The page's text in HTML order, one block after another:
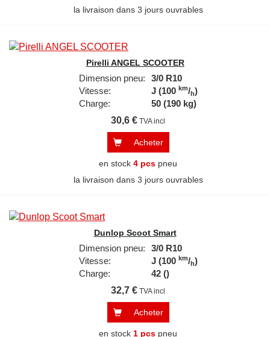
la livraison dans 3 jours ouvrables
Pirelli ANGEL SCOOTER
Dimension pneu:
3/0 R10
Vitesse:
J (100 km/h)
Charge:
50 (190 kg)
30,6 € TVA incl
Acheter
en stock 4 pcs pneu
la livraison dans 3 jours ouvrables
Dunlop Scoot Smart
Dimension pneu:
3/0 R10
Vitesse:
J (100 km/h)
Charge:
42 ()
32,7 € TVA incl
Acheter
en stock 1 pcs pneu